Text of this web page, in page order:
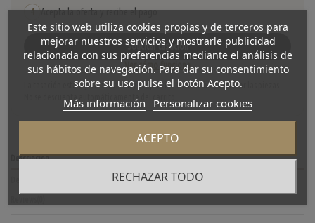
4 Acepta la oferta y recibe el pago
Solicitar tasación
Ver cómo funciona
La tasación está sujeta a revisión y aceptación tras recibir y verificar las piezas.
No se descuenta automáticamente del carrito.
Descripción
Este sitio web utiliza cookies propias y de terceros para
mejorar nuestros servicios y mostrarle publicidad
relacionada con sus preferencias mediante el análisis de
sus hábitos de navegación. Para dar su consentimiento
sobre su uso pulse el botón Acepto.
Más información Personalizar cookies
RECHAZAR TODO
ACEPTO